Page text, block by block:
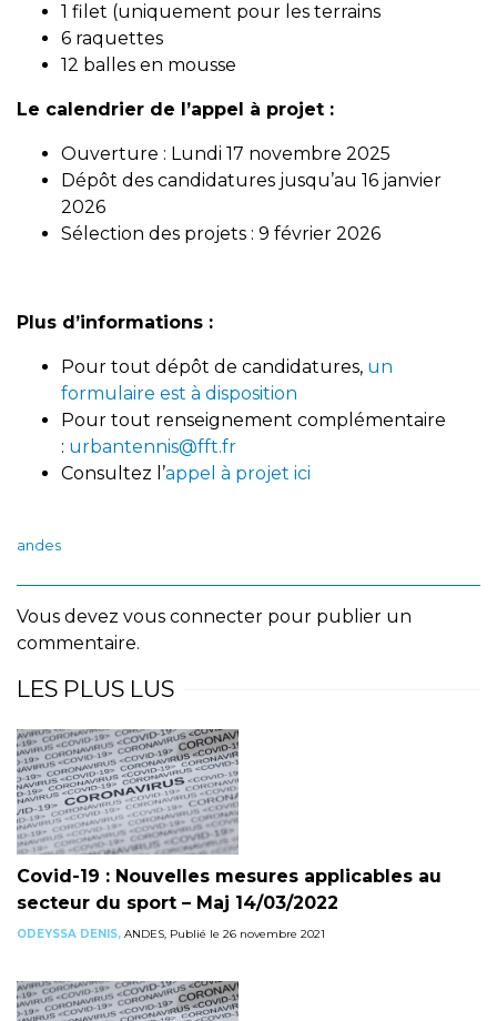
1 filet (uniquement pour les terrains
6 raquettes
12 balles en mousse
Le calendrier de l’appel à projet :
Ouverture : Lundi 17 novembre 2025
Dépôt des candidatures jusqu’au 16 janvier
2026
Sélection des projets : 9 février 2026
Plus d’informations :
Pour tout dépôt de candidatures, un
formulaire est à disposition
Pour tout renseignement complémentaire
: urbantennis@fft.fr
Consultez l’appel à projet ici
andes
Vous devez vous connecter pour publier un
commentaire.
LES PLUS LUS
Covid-19 : Nouvelles mesures applicables au
secteur du sport – Maj 14/03/2022
ODEYSSA DENIS, ANDES, Publié le 26 novembre 2021